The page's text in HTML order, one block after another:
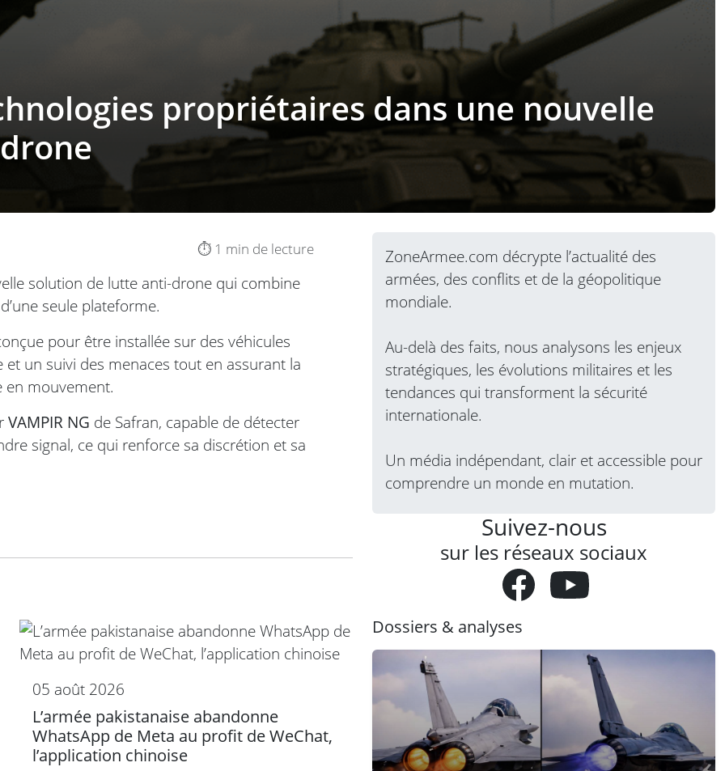
propriétaires dans une nouvelle
⏱️ 1 min de lecture
solution de lutte anti-drone qui combine
seule plateforme.
pour être installée sur des véhicules
un suivi des menaces tout en assurant la
en mouvement.
VAMPIR NG de Safran, capable de détecter
signal, ce qui renforce sa discrétion et sa
05 août 2026
L’armée pakistanaise abandonne
WhatsApp de Meta au profit de WeChat,
l’application chinoise
ZoneArmee.com décrypte l’actualité des
armées, des conflits et de la géopolitique
mondiale.
Au-delà des faits, nous analysons les enjeux
stratégiques, les évolutions militaires et les
tendances qui transforment la sécurité
internationale.
Un média indépendant, clair et accessible pour
comprendre un monde en mutation.
Suivez-nous
sur les réseaux sociaux
Dossiers & analyses